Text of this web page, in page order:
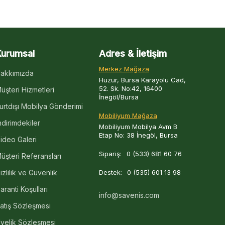
Hizmetleri
Mobilya Gönderimi
Galeri
Referansları
ve Güvenlik
Koşulları
Sözleşmesi
Sözleşmesi
Adres & İletişim
Merkez Mağaza
Huzur, Bursa Karayolu Cad,
52. Sk. No:42, 16400
İnegöl/Bursa
Mobiliyum Mağaza
Mobiliyum Mobilya Avm B
Etap No: 38 İnegöl, Bursa
Sipariş: 0 (533) 681 60 76
Destek: 0 (535) 601 13 98
info@savenis.com